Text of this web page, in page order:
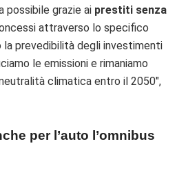
possibile grazie ai prestiti senza
attraverso lo specifico
la prevedibilità degli investimenti
le emissioni e rimaniamo
climatica entro il 2050″,
per l’auto l’omnibus